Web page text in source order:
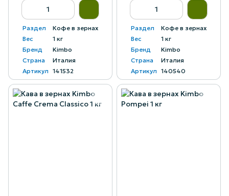
Раздел
Кофе в зернах
Вес
1 кг
Бренд
Kimbo
Страна
Италия
Артикул 141532
Раздел
Кофе в зернах
Вес
1 кг
Бренд
Kimbo
Страна
Италия
Артикул 140540